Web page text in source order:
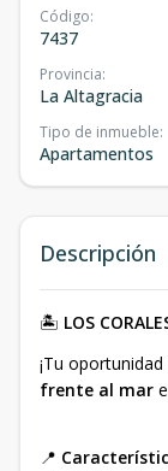
Código:
7437
Provincia:
La Altagracia
Tipo de inmueble:
Apartamentos
Descripción
🏝️ LOS
¡Tu
frente al mar
📍